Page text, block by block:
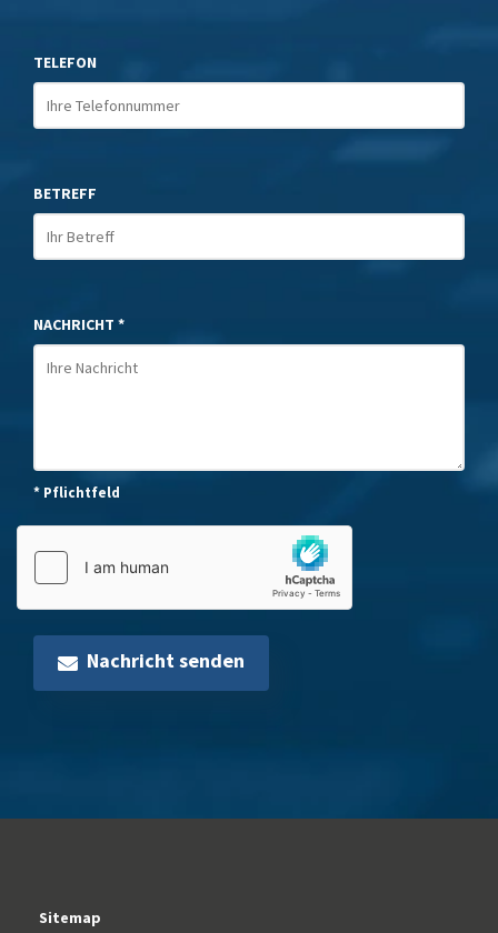
TELEFON
BETREFF
NACHRICHT *
* Pflichtfeld
Nachricht senden
Sitemap